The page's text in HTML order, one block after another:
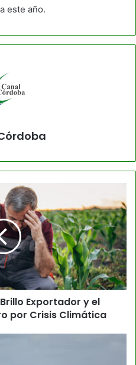
este año.
Exportador y el
por Crisis Climática